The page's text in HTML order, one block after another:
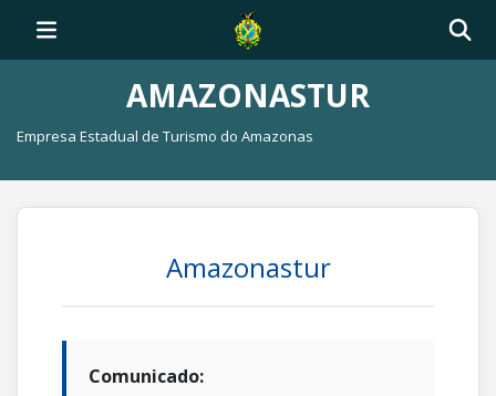
AMAZONASTUR
Empresa Estadual de Turismo do Amazonas
Amazonastur
Comunicado: